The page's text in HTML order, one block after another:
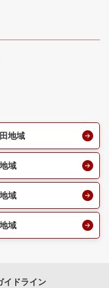
地域
域
域
域
イドライン